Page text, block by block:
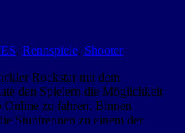
, Rennspiele, Shooter
Rockstar mit dem
den Spielern die Möglichkeit
zu fahren. Binnen
Stuntrennen zu einem der